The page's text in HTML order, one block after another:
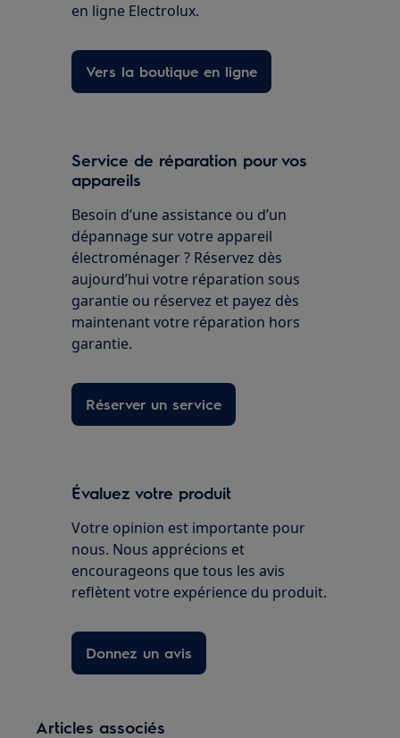
en ligne Electrolux.
Vers la boutique en ligne
Service de réparation pour vos
appareils
Besoin d’une assistance ou d’un
dépannage sur votre appareil
électroménager ? Réservez dès
aujourd’hui votre réparation sous
garantie ou réservez et payez dès
maintenant votre réparation hors
garantie.
Réserver un service
Évaluez votre produit
Votre opinion est importante pour
nous. Nous apprécions et
encourageons que tous les avis
reflètent votre expérience du produit.
Donnez un avis
Articles associés